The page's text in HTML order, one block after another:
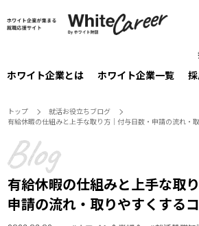
ホワイト企業とは ホワイト企業一覧
トップ
就活お役⽴ちブログ
有給休暇の仕組みと上手な取り方｜付与日数・申請の流れ・
有給休暇の仕組みと上手な取
申請の流れ・取りやすくする